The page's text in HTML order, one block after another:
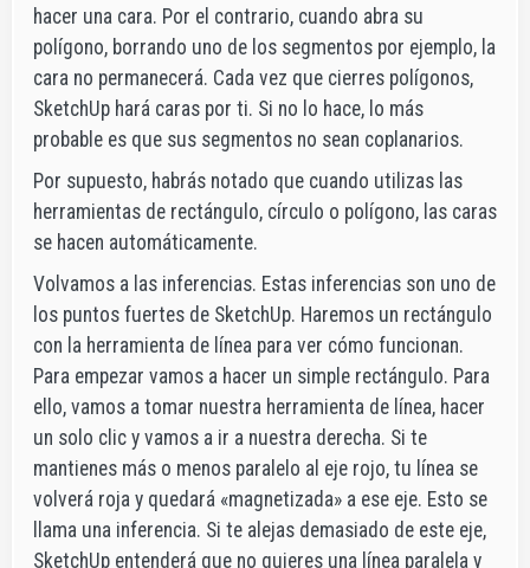
hacer una cara. Por el contrario, cuando abra su
polígono, borrando uno de los segmentos por ejemplo, la
cara no permanecerá. Cada vez que cierres polígonos,
SketchUp hará caras por ti. Si no lo hace, lo más
probable es que sus segmentos no sean coplanarios.
Por supuesto, habrás notado que cuando utilizas las
herramientas de rectángulo, círculo o polígono, las caras
se hacen automáticamente.
Volvamos a las inferencias. Estas inferencias son uno de
los puntos fuertes de SketchUp. Haremos un rectángulo
con la herramienta de línea para ver cómo funcionan.
Para empezar vamos a hacer un simple rectángulo. Para
ello, vamos a tomar nuestra herramienta de línea, hacer
un solo clic y vamos a ir a nuestra derecha. Si te
mantienes más o menos paralelo al eje rojo, tu línea se
volverá roja y quedará «magnetizada» a ese eje. Esto se
llama una inferencia. Si te alejas demasiado de este eje,
SketchUp entenderá que no quieres una línea paralela y